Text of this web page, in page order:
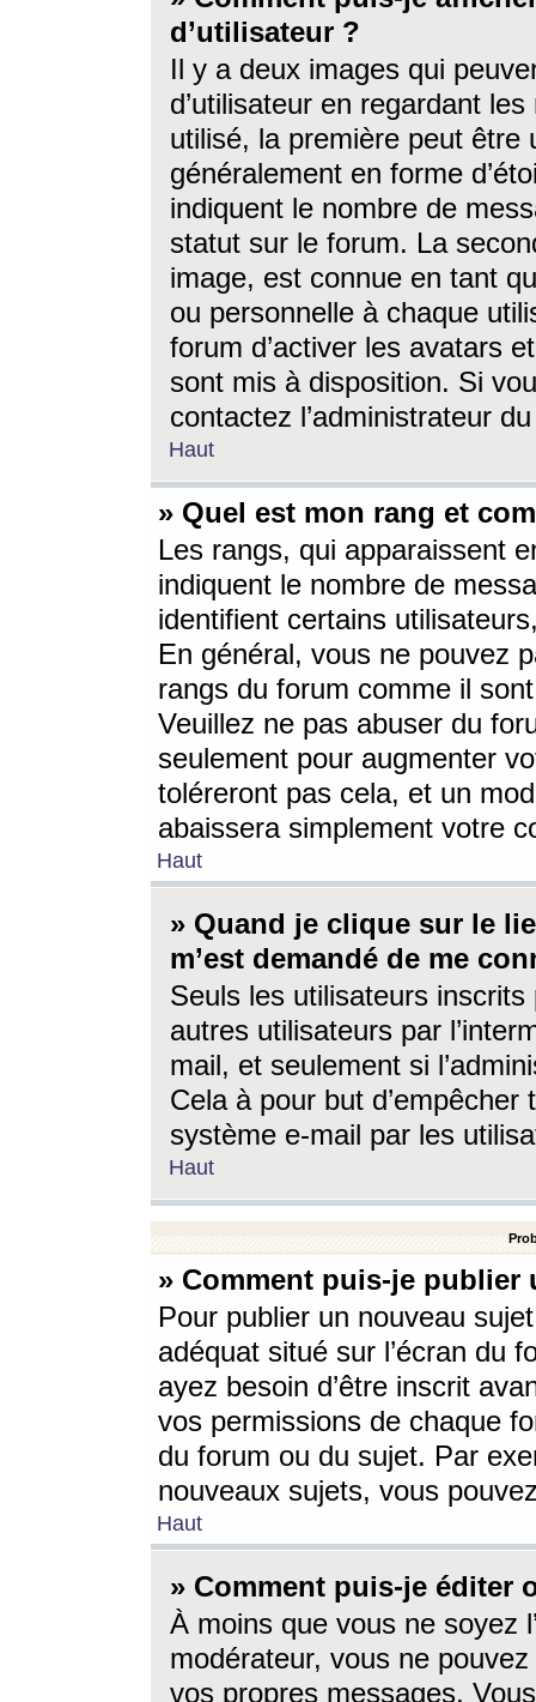
d’utilisateur ?
Il y a deux images qui
d’utilisateur en regardant
utilisé, la première peut être
généralement en forme
indiquent le nombre de
statut sur le forum. La
image, est connue en tant
ou personnelle à chaque
forum d’activer les avatars
sont mis à disposition. Si
contactez l’administrateur
Haut
» Quel est mon rang et
Les rangs, qui apparaissent
indiquent le nombre de
identifient certains
En général, vous ne pouvez
rangs du forum comme il
Veuillez ne pas abuser du
seulement pour augmenter
toléreront pas cela, et un
abaissera simplement votre
Haut
» Quand je clique sur le
m’est demandé de me
Seuls les utilisateurs
autres utilisateurs par
mail, et seulement si
Cela à pour but
système e-mail par les
Haut
» Comment puis-je
Pour publier un nouveau
adéquat situé sur l’écran du
ayez besoin d’être inscrit
vos permissions de chaque
du forum ou du sujet. Par
nouveaux sujets, vous
Haut
» Comment puis-je éditer
À moins que vous ne soyez
modérateur, vous ne
vos propres messages.